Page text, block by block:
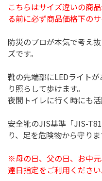
こちらはサイズ違いの商
る前に必ず商品価格下の
防災のプロが本気で考え
ズです。
靴の先端部にLEDライト
り照らして歩けます。
夜間トイレに行く時にも活
安全靴のJIS基準「JIS-
り、足を危険物から守りま
※母の日、父の日、お中
達日指定をご利用ください